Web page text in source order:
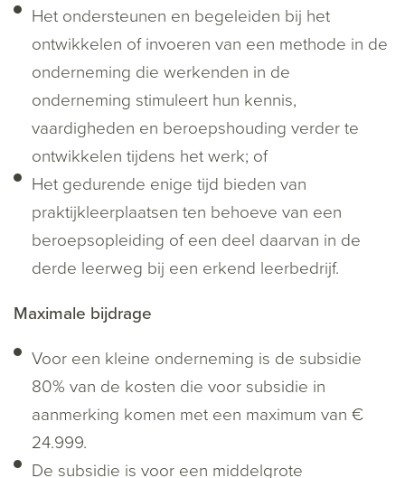
Het ondersteunen en begeleiden bij het
ontwikkelen of invoeren van een methode in de
onderneming die werkenden in de
onderneming stimuleert hun kennis,
vaardigheden en beroepshouding verder te
ontwikkelen tijdens het werk; of
Het gedurende enige tijd bieden van
praktijkleerplaatsen ten behoeve van een
beroepsopleiding of een deel daarvan in de
derde leerweg bij een erkend leerbedrijf.
Maximale bijdrage
Voor een kleine onderneming is de subsidie
80% van de kosten die voor subsidie in
aanmerking komen met een maximum van €
24.999.
De subsidie is voor een middelgrote